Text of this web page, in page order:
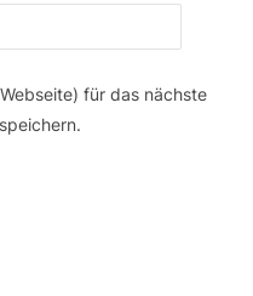
für das nächste